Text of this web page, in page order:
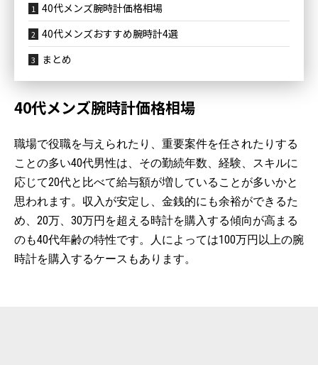
40代メンズ腕時計価格相場
40代メンズおすすめ腕時計4選
まとめ
40代メンズ腕時計価格相場
職場で役職を与えられたり、重要案件を任されたりする
ことの多い40代男性は、その勤続年数、経験、スキルに
応じて20代と比べて給与額が増していることが多いかと
思われます。収入が安定し、金銭的にも余裕ができるた
め、20万、30万円を超える時計を購入する傾向が高まる
のも40代年齢の特性です。人によっては100万円以上の腕
時計を購入するケースもあります。